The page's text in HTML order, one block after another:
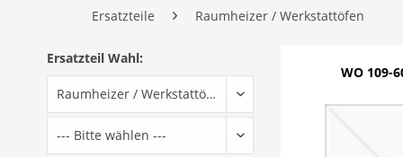
Ersatzteile Raumheizer / Werkstattöfen
Ersatzteil Wahl:
WO 109-